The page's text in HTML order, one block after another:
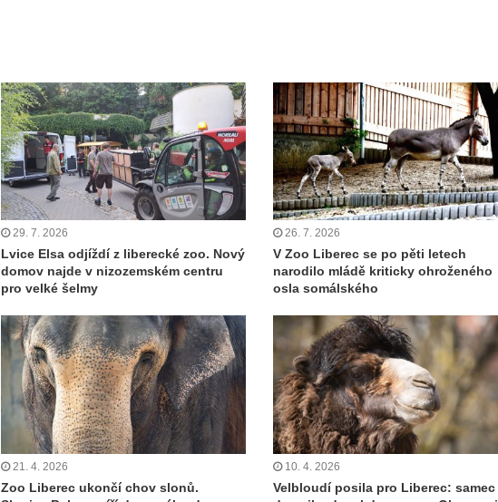
29. 7. 2026
Lvice Elsa odjíždí z liberecké zoo. Nový
domov najde v nizozemském centru
pro velké šelmy
26. 7. 2026
V Zoo Liberec se po pěti letech
narodilo mládě kriticky ohroženého
osla somálského
21. 4. 2026
Zoo Liberec ukončí chov slonů.
10. 4. 2026
Velbloudí posila pro Liberec: samec